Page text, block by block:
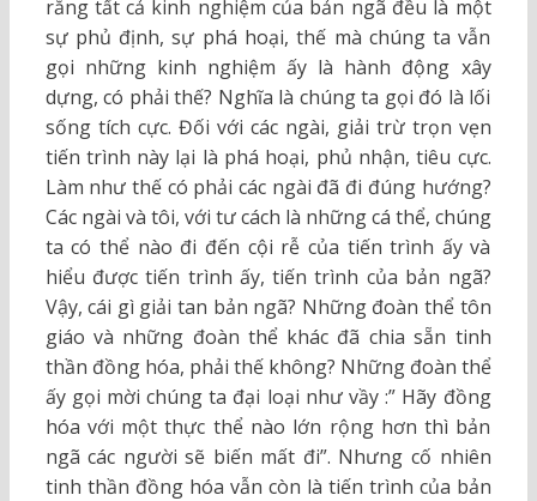
rằng tất cả kinh nghiệm của bản ngã đều là một
sự phủ định, sự phá hoại, thế mà chúng ta vẫn
gọi những kinh nghiệm ấy là hành động xây
dựng, có phải thế? Nghĩa là chúng ta gọi đó là lối
sống tích cực. Đối với các ngài, giải trừ trọn vẹn
tiến trình này lại là phá hoại, phủ nhận, tiêu cực.
Làm như thế có phải các ngài đã đi đúng hướng?
Các ngài và tôi, với tư cách là những cá thể, chúng
ta có thể nào đi đến cội rễ của tiến trình ấy và
hiểu được tiến trình ấy, tiến trình của bản ngã?
Vậy, cái gì giải tan bản ngã? Những đoàn thể tôn
giáo và những đoàn thể khác đã chia sẵn tinh
thần đồng hóa, phải thế không? Những đoàn thể
ấy gọi mời chúng ta đại loại như vầy :” Hãy đồng
hóa với một thực thể nào lớn rộng hơn thì bản
ngã các người sẽ biến mất đi”. Nhưng cố nhiên
tinh thần đồng hóa vẫn còn là tiến trình của bản